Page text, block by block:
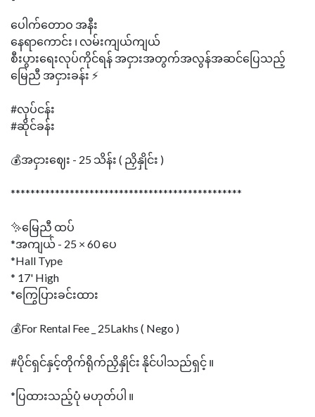
ပေါက်တောဝ အနီး
နေရာကောင်း ၊ လမ်းကျယ်ကျယ်
စီးပွားရေးလုပ်ကိုင်ရန် အငှားအတွက်အလွန်အဆင်‌ပြေသည့်
မြေညီ အငှားခန်း ⚡
#လုပ်ငန်း
#ဆိုင်ခန်း
💰အငှားဈေး - 25 သိန်း ( ညှိနှိုင်း )
***********************************************
✨မြေညီ ထပ်
*အကျယ် - 25 × 60 ပေ
*Hall Type
* 17' High
*ကြွေပြားခင်းထား
💰For Rental Fee _ 25Lakhs ( Nego )
#ပိုင်ရှင်နှင့်တိုက်ရိုက်ညှိနှိုင်း နိုင်ပါသည်ရှင့် ။
*ပြထားသည့်ပုံ မဟုတ်ပါ ။